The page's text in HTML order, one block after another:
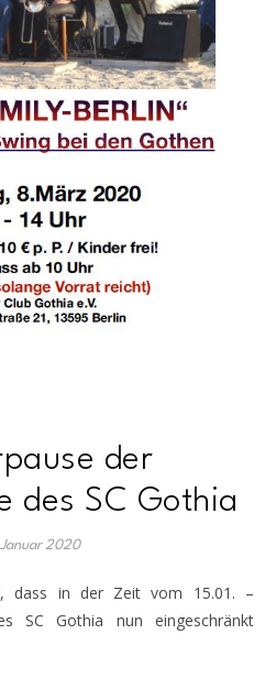
der
des SC Gothia
Januar 2020
SC Gothia nun eingeschränkt